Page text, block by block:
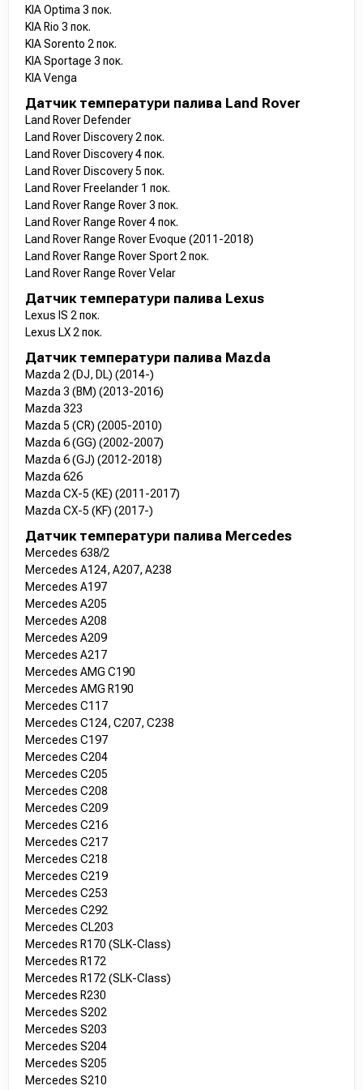
KIA Optima 3 пок.
KIA Rio 3 пок.
KIA Sorento 2 пок.
KIA Sportage 3 пок.
KIA Venga
Датчик температури палива Land Rover
Land Rover Defender
Land Rover Discovery 2 пок.
Land Rover Discovery 4 пок.
Land Rover Discovery 5 пок.
Land Rover Freelander 1 пок.
Land Rover Range Rover 3 пок.
Land Rover Range Rover 4 пок.
Land Rover Range Rover Evoque (2011-2018)
Land Rover Range Rover Sport 2 пок.
Land Rover Range Rover Velar
Датчик температури палива Lexus
Lexus IS 2 пок.
Lexus LX 2 пок.
Датчик температури палива Mazda
Mazda 2 (DJ, DL) (2014-)
Mazda 3 (BM) (2013-2016)
Mazda 323
Mazda 5 (CR) (2005-2010)
Mazda 6 (GG) (2002-2007)
Mazda 6 (GJ) (2012-2018)
Mazda 626
Mazda CX-5 (KE) (2011-2017)
Mazda CX-5 (KF) (2017-)
Датчик температури палива Mercedes
Mercedes 638/2
Mercedes A124, A207, A238
Mercedes A197
Mercedes A205
Mercedes A208
Mercedes A209
Mercedes A217
Mercedes AMG C190
Mercedes AMG R190
Mercedes C117
Mercedes C124, C207, C238
Mercedes C197
Mercedes C204
Mercedes C205
Mercedes C208
Mercedes C209
Mercedes C216
Mercedes C217
Mercedes C218
Mercedes C219
Mercedes C253
Mercedes C292
Mercedes CL203
Mercedes R170 (SLK-Class)
Mercedes R172
Mercedes R172 (SLK-Class)
Mercedes R230
Mercedes S202
Mercedes S203
Mercedes S204
Mercedes S205
Mercedes S210